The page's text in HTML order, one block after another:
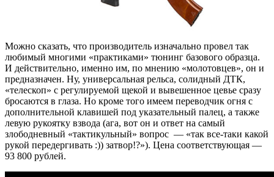
Можно сказать, что производитель изначально провел так
любимый многими «практиками» тюнинг базового образца.
И действительно, именно им, по мнению «молотовцев», он и
предназначен. Ну, универсальная рельса, солидный ДТК,
«телескоп» с регулируемой щекой и вывешенное цевье сразу
бросаются в глаза. Но кроме того имеем переводчик огня с
дополнительной клавишей под указательный палец, а также
левую рукоятку взвода (ага, вот он и ответ на самый
злободневный «тактикульный» вопрос — «так все-таки какой
рукой передергивать :)) затвор!?»). Цена соответствующая —
93 800 рублей.